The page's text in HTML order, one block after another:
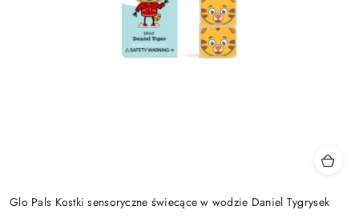
Glo Pals Kostki sensoryczne świecące w wodzie Daniel Tygrysek